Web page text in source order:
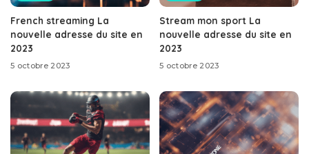
French streaming La
nouvelle adresse du site en
2023
5 octobre 2023
Stream mon sport La
nouvelle adresse du site en
2023
5 octobre 2023